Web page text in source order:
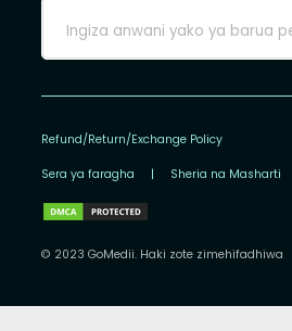
Refund/Return/Exchange Policy
Sera ya faragha | Sheria na Masharti
© 2023 GoMedii. Haki zote zimehifadhiwa